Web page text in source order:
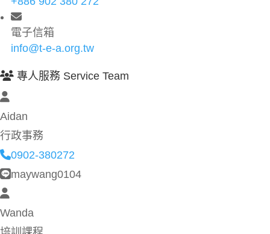
電子信箱
info@t-e-a.org.tw
專人服務 Service Team
Aidan
行政事務
0902-380272
maywang0104
Wanda